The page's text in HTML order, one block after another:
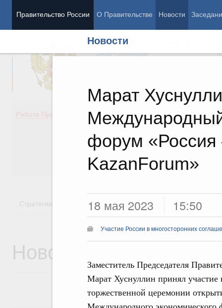
Правительство России О Правительстве Новости
Новости
Марат
форум
KazanForum»
18 мая 2023 15:50
Участие России в многосторонних
Заместитель Председателя
Марат Хуснуллин принял участие
торжественной церемонии
Председатель Правительства
Вице-премьеры
Работа Правительства
Демография
Здоровье
Образование
Культура
Общество
Государство
Стратегии Государственные программы
Новости